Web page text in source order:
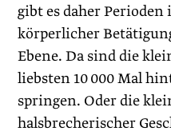
gibt es daher
körperlicher
Ebene. Da sind die
liebsten 10 000 Mal
springen. Oder die
halsbrecherischer